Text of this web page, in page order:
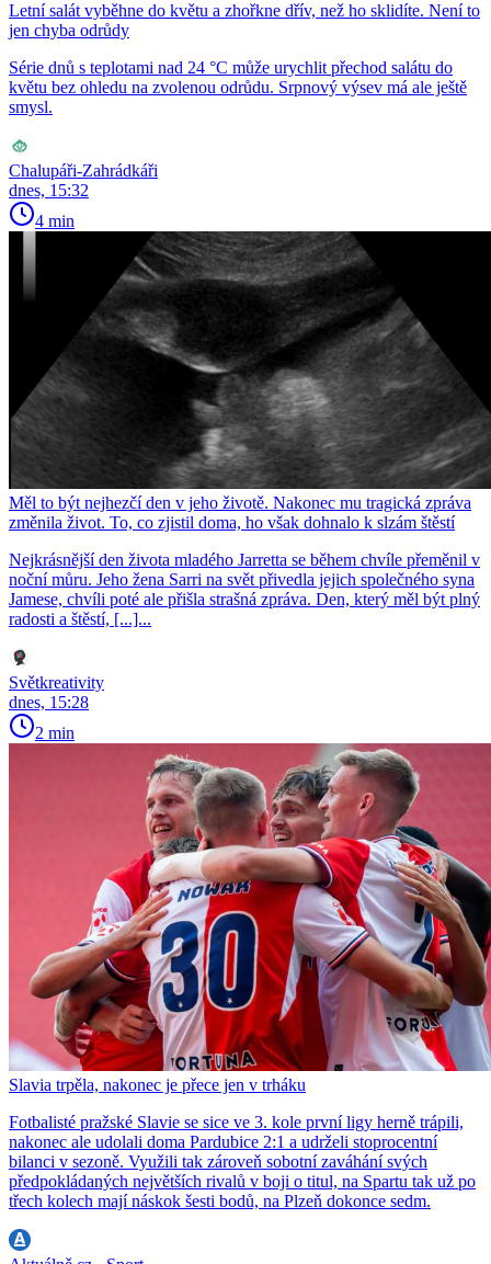
Letní salát vyběhne do květu a zhořkne dřív, než ho sklidíte. Není to
jen chyba odrůdy
Série dnů s teplotami nad 24 °C může urychlit přechod salátu do
květu bez ohledu na zvolenou odrůdu. Srpnový výsev má ale ještě
smysl.
Chalupáři-Zahrádkáři
dnes, 15:32
4 min
Měl to být nejhezčí den v jeho životě. Nakonec mu tragická zpráva
změnila život. To, co zjistil doma, ho však dohnalo k slzám štěstí
Nejkrásnější den života mladého Jarretta se během chvíle přeměnil v
noční můru. Jeho žena Sarri na svět přivedla jejich společného syna
Jamese, chvíli poté ale přišla strašná zpráva. Den, který měl být plný
radosti a štěstí, [...]...
Světkreativity
dnes, 15:28
2 min
Slavia trpěla, nakonec je přece jen v trháku
Fotbalisté pražské Slavie se sice ve 3. kole první ligy herně trápili,
nakonec ale udolali doma Pardubice 2:1 a udrželi stoprocentní
bilanci v sezoně. Využili tak zároveň sobotní zaváhání svých
předpokládaných největších rivalů v boji o titul, na Spartu tak už po
třech kolech mají náskok šesti bodů, na Plzeň dokonce sedm.